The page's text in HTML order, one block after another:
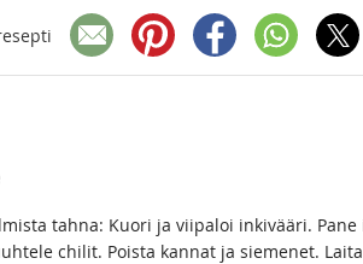
tahna: Kuori ja viipaloi inkivääri.
chilit. Poista kannat ja siemenet.